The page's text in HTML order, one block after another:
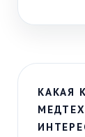
КАКАЯ